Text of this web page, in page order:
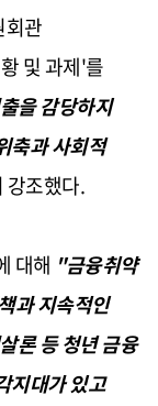
회관
및 과제'를
을 감당하지
축과 사회적
강조했다.
대해 "금융취약
과 지속적인
론 등 청년 금융
지대가 있고